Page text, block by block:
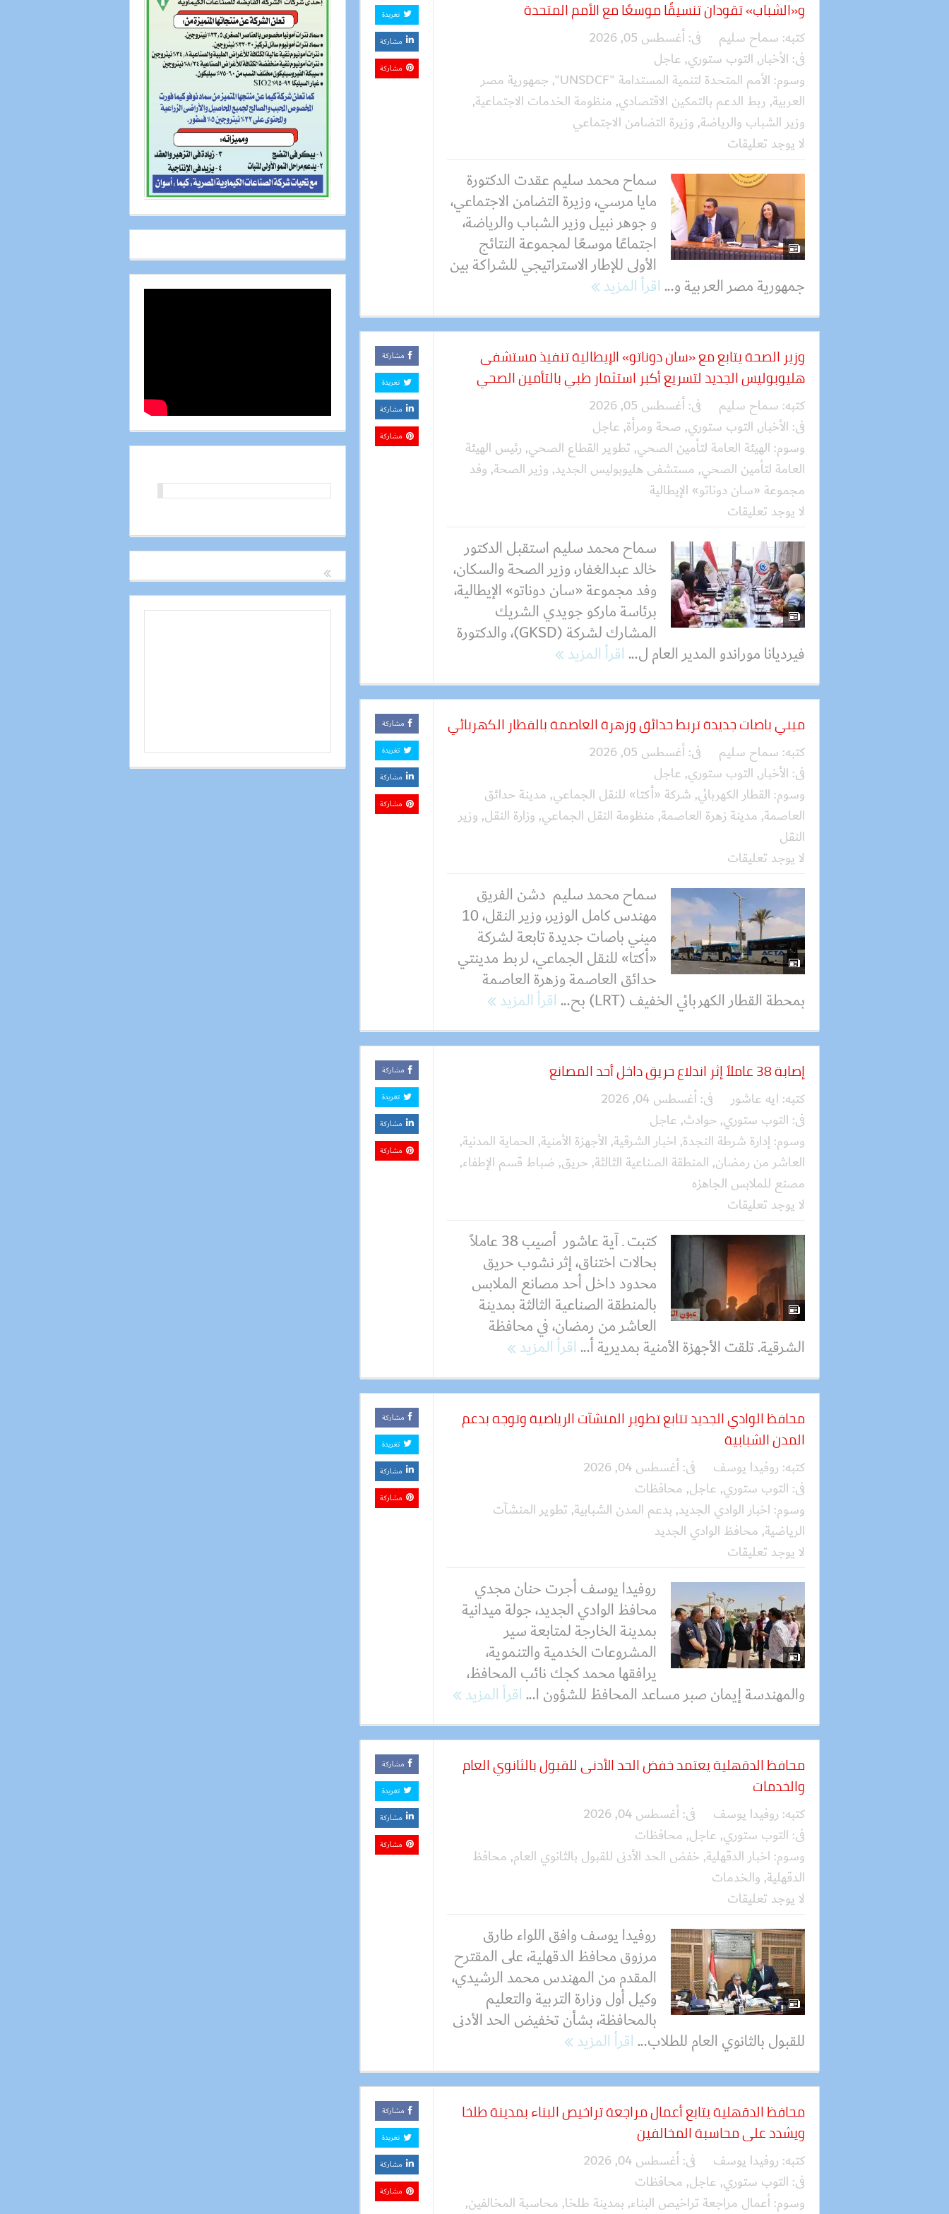
و«الشباب» تقودان تنسيقًا موسعًا مع الأمم المتحدة
كتبه: سماح سليم فى:أغسطس 05, 2026
فى: الأخبار, التوب ستوري, عاجل
وسوم: الأمم المتحدة لتنمية المستدامة "UNSDCF" , جمهورية مصر
العربية, ربط الدعم بالتمكين الاقتصادي, منظومة الخدمات الاجتماعية,
وزير الشباب والرياضة, وزيرة التضامن الاجتماعي
لا يوجد تعليقات
سماح محمد سليم عقدت الدكتورة
مايا مرسي، وزيرة التضامن الاجتماعي،
و جوهر نبيل وزير الشباب والرياضة،
اجتماعًا موسعًا لمجموعة النتائج
الأولى للإطار الاستراتيجي للشراكة بين
جمهورية مصر العربية و...اقرأ المزيد
تغريدة
مشاركة
مشاركة
وزير الصحة يتابع مع «سان دوناتو» الإيطالية تنفيذ مستشفى
هليوبوليس الجديد لتسريع أكبر استثمار طبي بالتأمين الصحي
كتبه: سماح سليم فى:أغسطس 05, 2026
فى: الأخبار, التوب ستوري, صحة ومرأة, عاجل
وسوم: الهيئة العامة لتأمين الصحي, تطوير القطاع الصحي, رئيس الهيئة
العامة لتأمين الصحي, مستشفى هليوبوليس الجديد, وزير الصحة, وفد
مجموعة «سان دوناتو» الإيطالية
لا يوجد تعليقات
سماح محمد سليم استقبل الدكتور
خالد عبدالغفار، وزير الصحة والسكان،
وفد مجموعة «سان دوناتو» الإيطالية،
برئاسة ماركو جويدي الشريك
المشارك لشركة (GKSD)، والدكتورة
فيرديانا موراندو المدير العام ل...اقرأ المزيد
مشاركة
تغريدة
مشاركة
مشاركة
ميني باصات جديدة تربط حدائق وزهرة العاصمة بالقطار الكهربائي
كتبه: سماح سليم فى:أغسطس 05, 2026
فى: الأخبار, التوب ستوري, عاجل
وسوم: القطار الكهربائي, شركة «أكتا» للنقل الجماعي, مدينة حدائق
العاصمة, مدينة زهرة العاصمة, منظومة النقل الجماعي, وزارة النقل, وزير
النقل
لا يوجد تعليقات
سماح محمد سليم دشن الفريق
مهندس كامل الوزير، وزير النقل، 10
ميني باصات جديدة تابعة لشركة
«أكتا» للنقل الجماعي، لربط مدينتي
حدائق العاصمة وزهرة العاصمة
بمحطة القطار الكهربائي الخفيف (LRT) بح...
اقرأ المزيد
مشاركة
تغريدة
مشاركة
مشاركة
إصابة 38 عاملاً إثر اندلاع حريق داخل أحد المصانع
كتبه: ايه عاشور فى:أغسطس 04, 2026
فى: التوب ستوري, حوادث, عاجل
وسوم:إدارة شرطة النجدة, اخبار الشرقية, الأجهزة الأمنية, الحماية المدنية,
العاشر من رمضان, المنطقة الصناعية الثالثة, حريق, ضباط قسم الإطفاء,
مصنع للملابس الجاهزه
لا يوجد تعليقات
كتبت ـ آية عاشور أصيب 38 عاملاً
بحالات اختناق، إثر نشوب حريق
محدود داخل أحد مصانع الملابس
بالمنطقة الصناعية الثالثة بمدينة
العاشر من رمضان، في محافظة
الشرقية. تلقت الأجهزة الأمنية بمديرية أ...اقرأ المزيد
مشاركة
تغريدة
مشاركة
مشاركة
محافظ الوادي الجديد تتابع تطوير المنشآت الرياضية وتوجه بدعم
المدن الشبابية
كتبه: روفيدا يوسف فى:أغسطس 04, 2026
فى: التوب ستوري, عاجل, محافظات
وسوم: اخبار الوادي الجديد, بدعم المدن الشبابية, تطوير المنشآت
الرياضية, محافظ الوادي الجديد
لا يوجد تعليقات
روفيدا يوسف أجرت حنان مجدي
محافظ الوادي الجديد، جولة ميدانية
بمدينة الخارجة لمتابعة سير
المشروعات الخدمية والتنموية،
يرافقها محمد كجك نائب المحافظ،
والمهندسة إيمان صبر مساعد المحافظ للشؤون ا...اقرأ المزيد
مشاركة
تغريدة
مشاركة
مشاركة
محافظ الدقهلية يعتمد خفض الحد الأدنى للقبول بالثانوي العام
والخدمات
كتبه: روفيدا يوسف فى:أغسطس 04, 2026
فى: التوب ستوري, عاجل, محافظات
وسوم: اخبار الدقهلية, خفض الحد الأدنى للقبول بالثانوي العام, محافظ
الدقهلية, والخدمات
لا يوجد تعليقات
روفيدا يوسف وافق اللواء طارق
مرزوق محافظ الدقهلية، على المقترح
المقدم من المهندس محمد الرشيدي،
وكيل أول وزارة التربية والتعليم
بالمحافظة، بشأن تخفيض الحد الأدنى
للقبول بالثانوي العام للطلاب...اقرأ المزيد
مشاركة
تغريدة
مشاركة
مشاركة
محافظ الدقهلية يتابع أعمال مراجعة تراخيص البناء بمدينة طلخا
ويشدد على محاسبة المخالفين
كتبه: روفيدا يوسف فى:أغسطس 04, 2026
فى: التوب ستوري, عاجل, محافظات
وسوم:أعمال مراجعة تراخيص البناء, بمدينة طلخا, محاسبة المخالفين,
مشاركة
تغريدة
مشاركة
مشاركة